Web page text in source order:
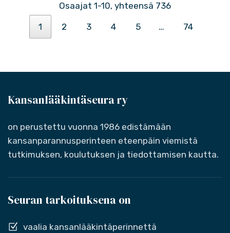
Osaajat 1-10, yhteensä 736
1 2 3 4 5 … 74
Kansanlääkintäseura ry
on perustettu vuonna 1986 edistämään
kansanparannusperinteen eteenpäin viemistä
tutkimuksen, koulutuksen ja tiedottamisen kautta.
Seuran tarkoituksena on
vaalia kansanlääkintäperinnettä